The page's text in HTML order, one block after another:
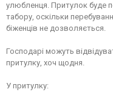
улюбленця. Притулок буде
табору, оскільки
біженців не дозволяється.
Господарі можуть
притулку, хоч щодня.
У притулку: